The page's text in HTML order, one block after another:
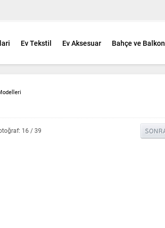
Ev Tekstil Ev Aksesuar Bahçe ve Balkon
16 / 39